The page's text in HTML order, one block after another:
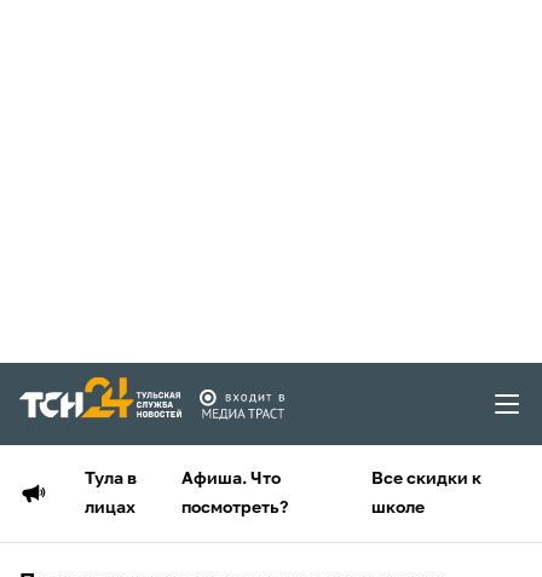
Тула в
лицах
Афиша. Что
посмотреть?
Все скидки к
школе